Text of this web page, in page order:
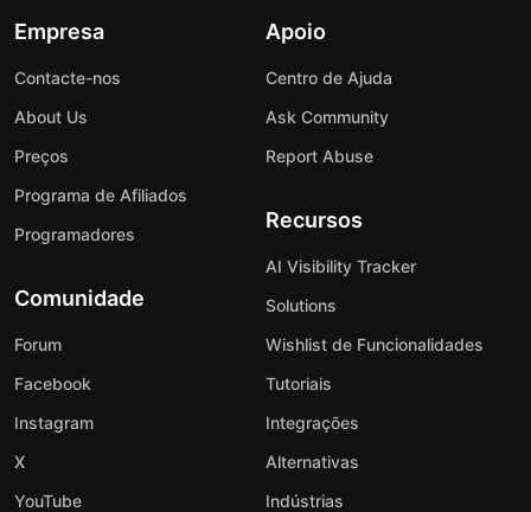
Empresa
Contacte-nos
About Us
Preços
Programa de Afiliados
Programadores
Comunidade
Forum
Facebook
Instagram
X
YouTube
Apoio
Centro de Ajuda
Ask Community
Report Abuse
Recursos
AI Visibility Tracker
Solutions
Wishlist de Funcionalidades
Tutoriais
Integrações
Alternativas
Indústrias